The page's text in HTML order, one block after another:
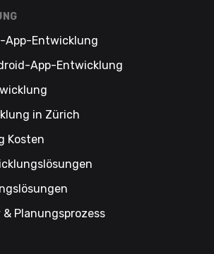
App-Entwicklung
App-Entwicklung
in Zürich
Kosten
Planungsprozess